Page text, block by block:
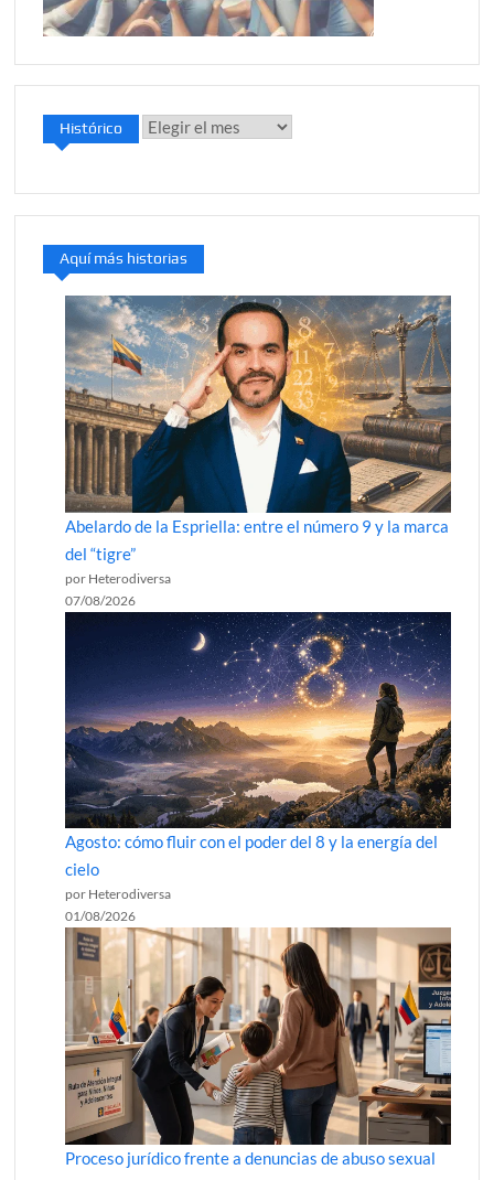
Histórico Histórico
Aquí más historias
Abelardo de la Espriella: entre el número 9 y la marca
del “tigre”
por Heterodiversa
07/08/2026
Agosto: cómo fluir con el poder del 8 y la energía del
cielo
por Heterodiversa
01/08/2026
Proceso jurídico frente a denuncias de abuso sexual